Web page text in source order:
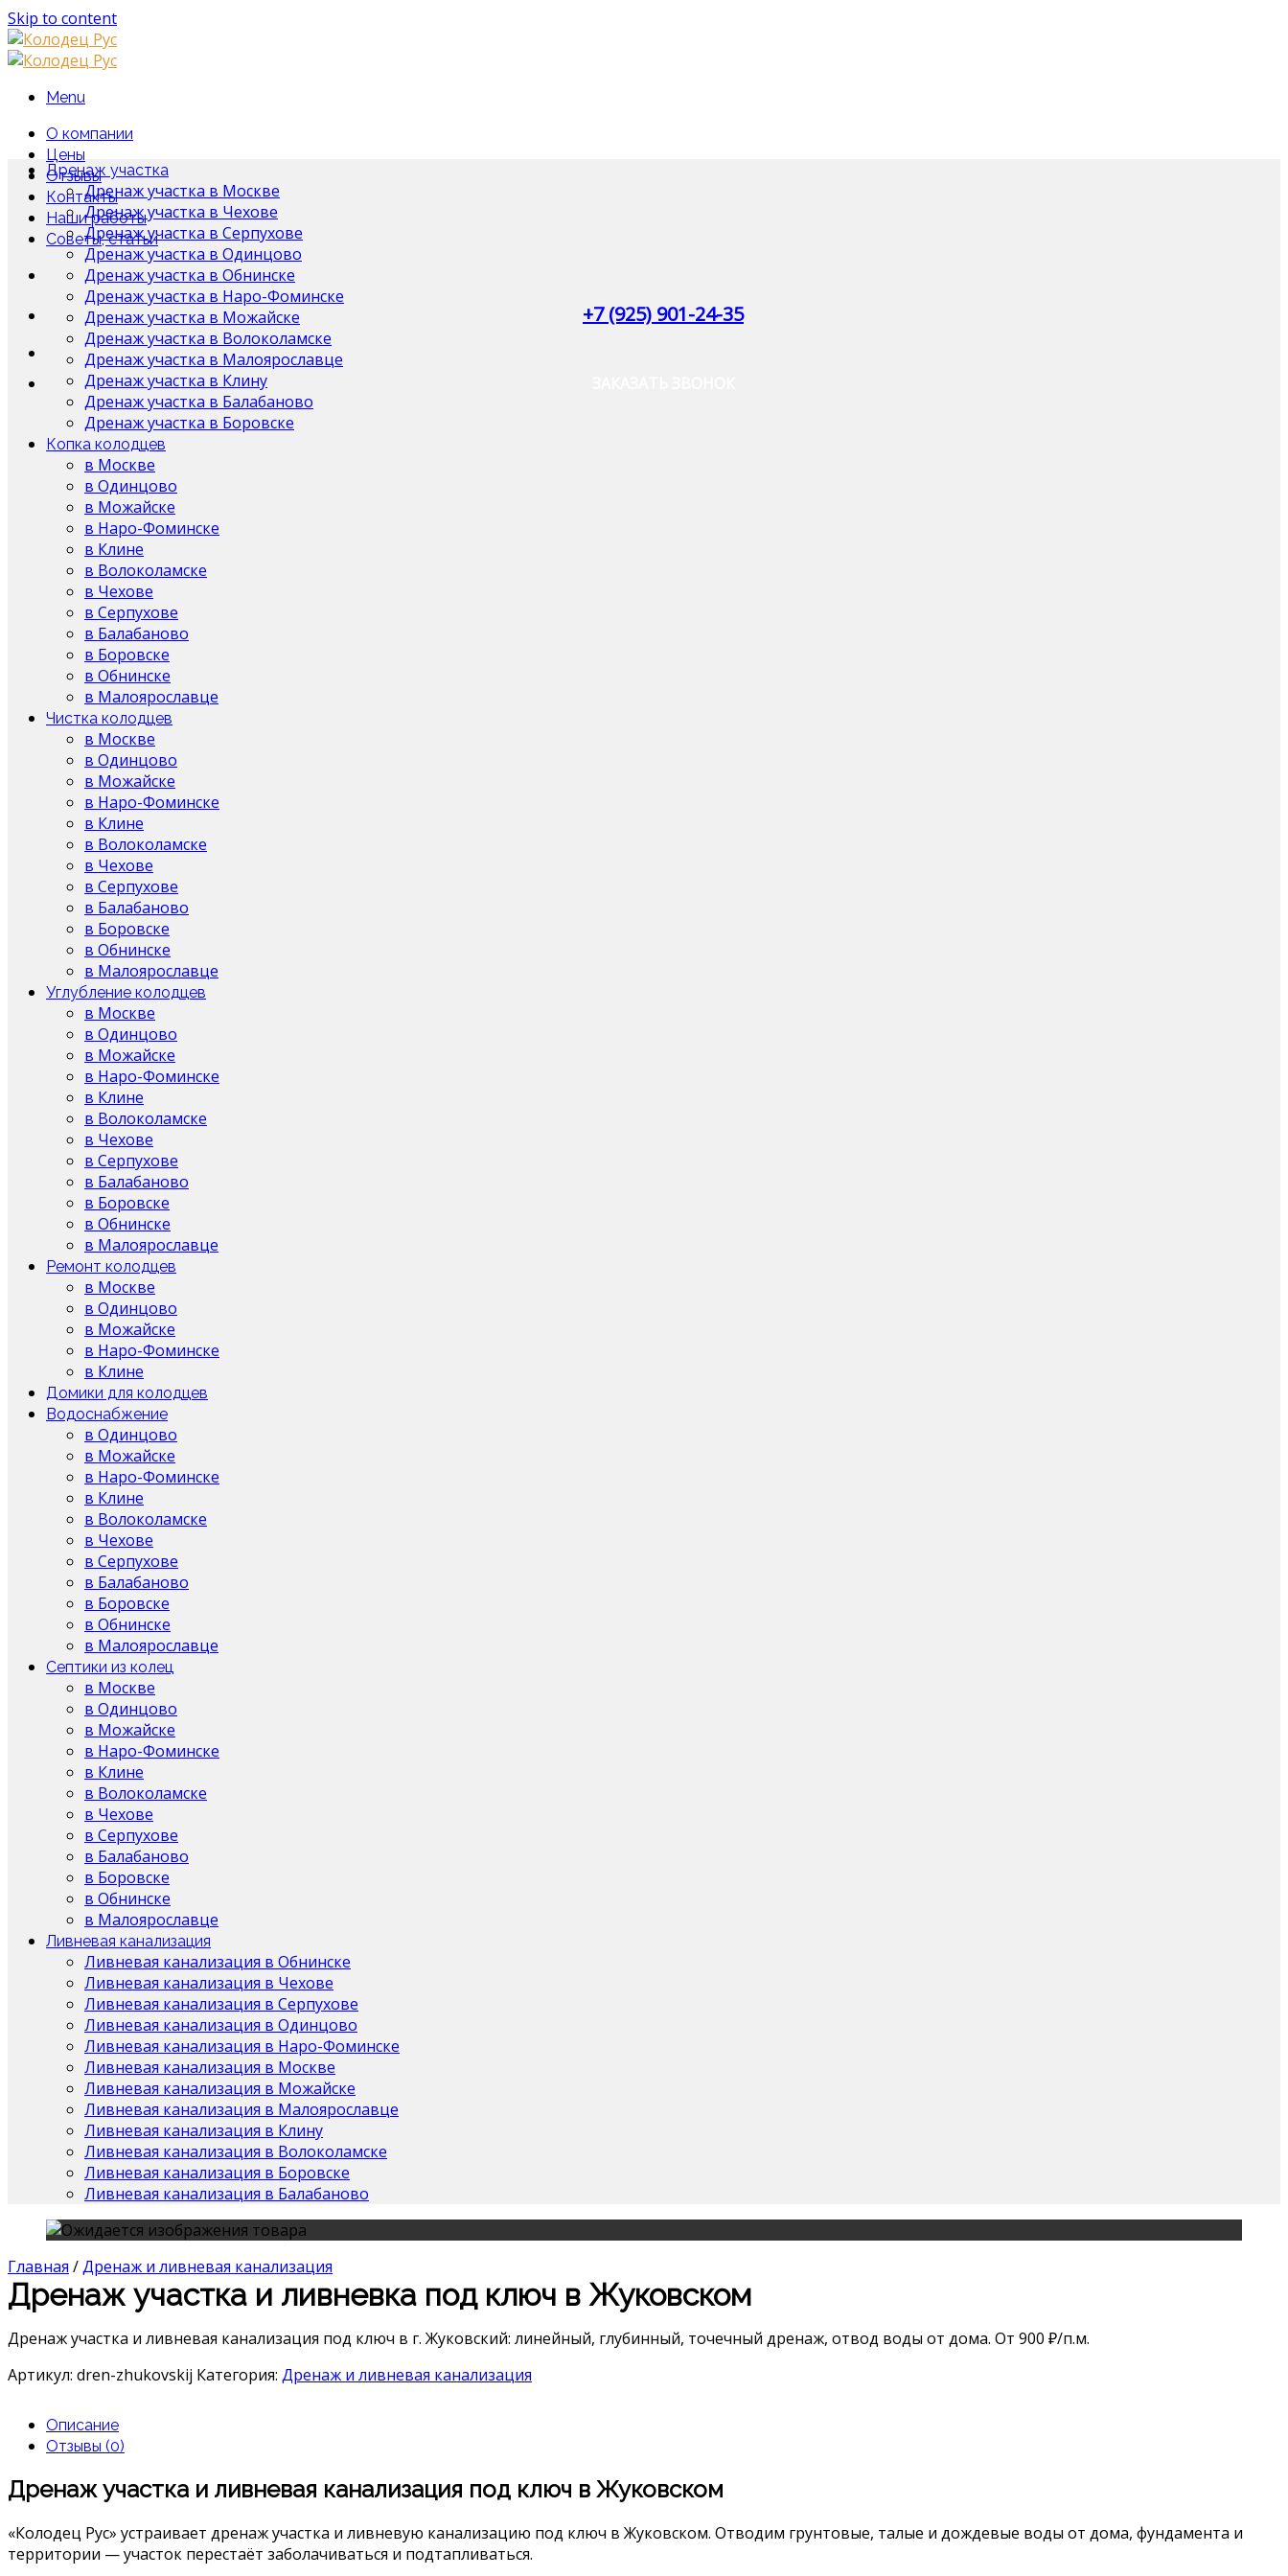
Skip to content
Menu
О компании
Цены
Отзывы
Контакты
Наши работы
Советы, статьи
+7 (925) 901-24-35
Дренаж участка
Дренаж участка в Москве
Дренаж участка в Чехове
Дренаж участка в Серпухове
Дренаж участка в Одинцово
Дренаж участка в Обнинске
Дренаж участка в Наро-Фоминске
Дренаж участка в Можайске
Дренаж участка в Волоколамске
Дренаж участка в Малоярославце
Дренаж участка в Клину
Дренаж участка в Балабаново
Дренаж участка в Боровске
Копка колодцев
в Москве
в Одинцово
в Можайске
в Наро-Фоминске
в Клине
в Волоколамске
в Чехове
в Серпухове
в Балабаново
в Боровске
в Обнинске
в Малоярославце
Чистка колодцев
в Москве
в Одинцово
в Можайске
в Наро-Фоминске
в Клине
в Волоколамске
в Чехове
в Серпухове
в Балабаново
в Боровске
в Обнинске
в Малоярославце
Углубление колодцев
в Москве
в Одинцово
в Можайске
в Наро-Фоминске
в Клине
в Волоколамске
в Чехове
в Серпухове
в Балабаново
в Боровске
в Обнинске
в Малоярославце
Ремонт колодцев
в Москве
в Одинцово
в Можайске
в Наро-Фоминске
в Клине
Домики для колодцев
Водоснабжение
в Одинцово
в Можайске
в Наро-Фоминске
в Клине
в Волоколамске
в Чехове
в Серпухове
в Балабаново
в Боровске
в Обнинске
в Малоярославце
Септики из колец
в Москве
в Одинцово
в Можайске
в Наро-Фоминске
в Клине
в Волоколамске
в Чехове
в Серпухове
в Балабаново
в Боровске
в Обнинске
в Малоярославце
Ливневая канализация
Ливневая канализация в Обнинске
Ливневая канализация в Чехове
Ливневая канализация в Серпухове
Ливневая канализация в Одинцово
Ливневая канализация в Наро-Фоминске
Ливневая канализация в Москве
Ливневая канализация в Можайске
Ливневая канализация в Малоярославце
Ливневая канализация в Клину
Ливневая канализация в Волоколамске
Ливневая канализация в Боровске
Ливневая канализация в Балабаново
Главная /Дренаж и ливневая канализация
Дренаж участка и ливневка под ключ в Жуковском
Дренаж участка и ливневая канализация под ключ в г. Жуковский: линейный, глубинный, точечный дренаж, отвод воды от дома. От 900 ₽/п.м.
Артикул: dren-zhukovskij Категория: Дренаж и ливневая канализация
Описание
Отзывы (0)
Дренаж участка и ливневая канализация под ключ в Жуковском
«Колодец Рус» устраивает дренаж участка и ливневую канализацию под ключ в Жуковском. Отводим грунтовые, талые и дождевые воды от дома, фундамента и
территории — участок перестаёт заболачиваться и подтапливаться.